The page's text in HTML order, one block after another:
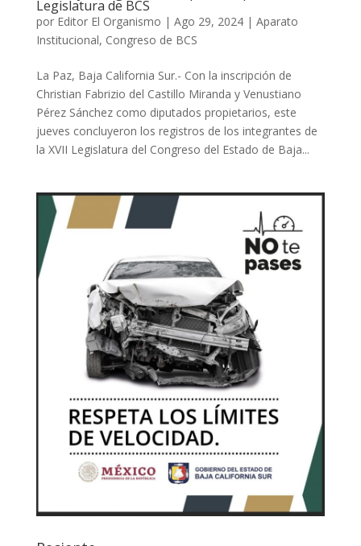
Legislatura de BCS
por Editor El Organismo | Ago 29, 2024| Aparato
Institucional, Congreso de BCS
La Paz, Baja California Sur.- Con la inscripción de
Christian Fabrizio del Castillo Miranda y Venustiano
Pérez Sánchez como diputados propietarios, este
jueves concluyeron los registros de los integrantes de
la XVII Legislatura del Congreso del Estado de Baja...